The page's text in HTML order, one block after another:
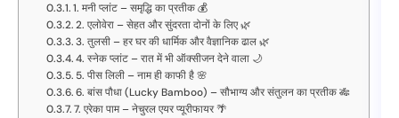
1. मनी प्लांट – समृद्धि का प्रतीक 💰
2. एलोवेरा – सेहत और सुंदरता दोनों के लिए 🌿
3. तुलसी – हर घर की धार्मिक और वैज्ञानिक ढाल 🌿
4. स्नेक प्लांट – रात में भी ऑक्सीजन देने वाला 🌙
5. पीस लिली – नाम ही काफी है 🌸
6. बांस पौधा (Lucky Bamboo) – सौभाग्य और संतुलन का प्रतीक 🎋
7. एरेका पाम – नेचुरल एयर प्यूरीफायर 🌴